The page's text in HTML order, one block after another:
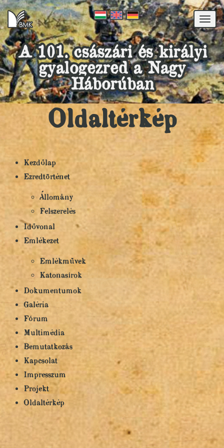
A 101. császári és királyi
gyalogezred a Nagy
Háborúban
Oldaltérkép
Kezdőlap
Ezredtörténet
Állomány
Felszerelés
Idővonal
Emlékezet
Emlékművek
Katonasírok
Dokumentumok
Galéria
Fórum
Multimédia
Bemutatkozás
Kapcsolat
Impresszum
Projekt
Oldaltérkép